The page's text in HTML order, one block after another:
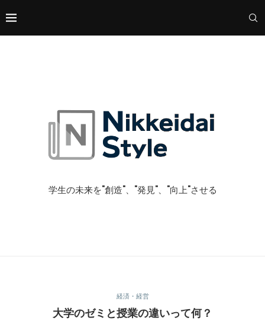
学生の未来を"創造"、"発見"、"向上"させる
経済・経営
大学のゼミと授業の違いって何？